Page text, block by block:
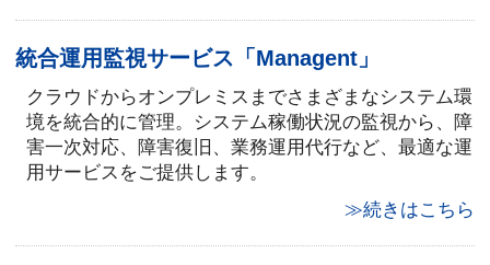
統合運用監視サービス「Managent」
クラウドからオンプレミスまでさまざまなシステム環
境を統合的に管理。システム稼働状況の監視から、障
害一次対応、障害復旧、業務運用代行など、最適な運
用サービスをご提供します。
≫続きはこちら